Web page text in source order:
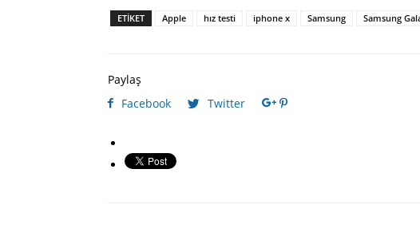
ETIKET Apple hız testi iphone x Samsung Samsung
Paylaş
Facebook
Twitter